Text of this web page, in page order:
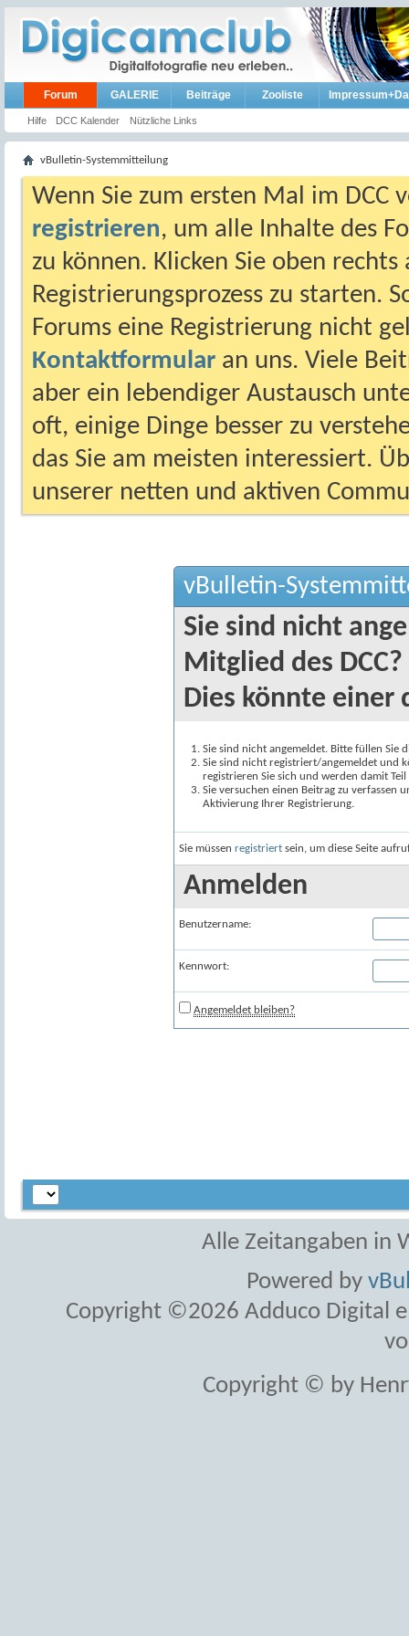
Forum
Hilfe DCC Kalender Nützliche Links
GALERIE Beiträge Zooliste
vBulletin-Systemmitteilung
Wenn Sie zum ersten Mal im DCC
registrieren, um alle Inhalte des
zu können. Klicken Sie oben
Registrierungsprozess zu starten.
Forums eine Registrierung nicht
Kontaktformular an uns. Viele
aber ein lebendiger Austausch
oft, einige Dinge besser zu
das Sie am meisten interessiert.
unserer netten und aktiven
vBulletin-
Sie sind nicht
Mitglied des DCC?
Dies könnte einer
Sie sind nicht angemeldet. Bitte füllen Sie
Sie sind nicht registriert/angemeldet und
registrieren Sie sich und werden damit
Sie versuchen einen Beitrag zu verfassen
Aktivierung Ihrer Registrierung.
Sie müssen registriert sein, um diese Seite
Anmelden
Benutzername:
Kennwort:
Angemeldet bleiben?
Alle Zeitangaben in
Powered by
Copyright ©2026 Adduco Digital
Copyright © by